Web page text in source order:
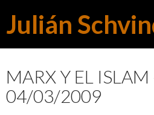
Buscar
AL
MARX Y EL ISLAM
04/03/2009